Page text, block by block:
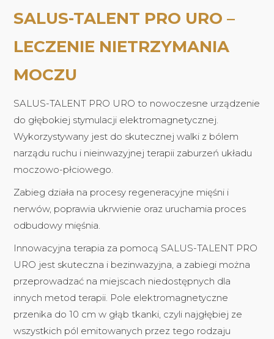
SALUS-TALENT PRO URO –
LECZENIE NIETRZYMANIA
MOCZU
SALUS-TALENT PRO URO to nowoczesne urządzenie
do głębokiej stymulacji elektromagnetycznej.
Wykorzystywany jest do skutecznej walki z bólem
narządu ruchu i nieinwazyjnej terapii zaburzeń układu
moczowo-płciowego.
Zabieg działa na procesy regeneracyjne mięśni i
nerwów, poprawia ukrwienie oraz uruchamia proces
odbudowy mięśnia.
Innowacyjna terapia za pomocą SALUS-TALENT PRO
URO jest skuteczna i bezinwazyjna, a zabiegi można
przeprowadzać na miejscach niedostępnych dla
innych metod terapii. Pole elektromagnetyczne
przenika do 10 cm w głąb tkanki, czyli najgłębiej ze
wszystkich pól emitowanych przez tego rodzaju